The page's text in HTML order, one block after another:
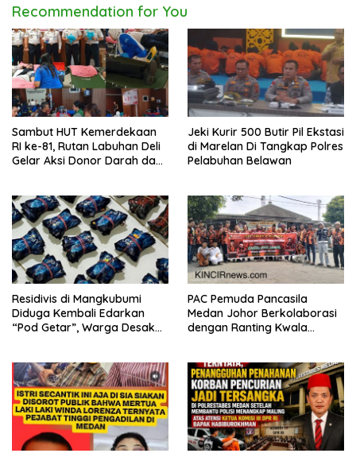
Recommendation for You
Sambut HUT Kemerdekaan
RI ke-81, Rutan Labuhan Deli
Gelar Aksi Donor Darah dan
Jeki Kurir 500 Butir Pil Ekstasi
di Marelan Di Tangkap Polres
Pelabuhan Belawan
Residivis di Mangkubumi
Diduga Kembali Edarkan
“Pod Getar”, Warga Desak
PAC Pemuda Pancasila
Medan Johor Berkolaborasi
dengan Ranting Kwala
Jemaah dan Pengguna Jalan